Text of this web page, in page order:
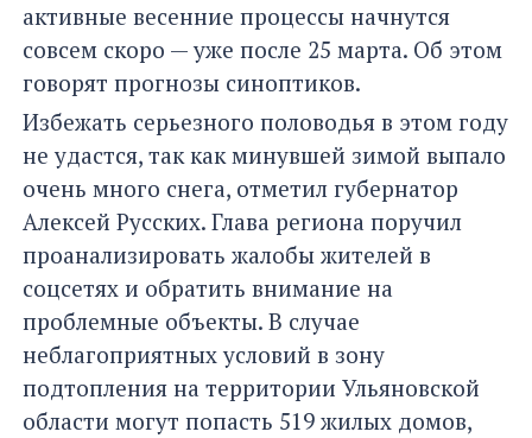
активные весенние процессы начнутся
совсем скоро — уже после 25 марта. Об этом
говорят прогнозы синоптиков.
Избежать серьезного половодья в этом году
не удастся, так как минувшей зимой выпало
очень много снега, отметил губернатор
Алексей Русских. Глава региона поручил
проанализировать жалобы жителей в
соцсетях и обратить внимание на
проблемные объекты. В случае
неблагоприятных условий в зону
подтопления на территории Ульяновской
области могут попасть 519 жилых домов,